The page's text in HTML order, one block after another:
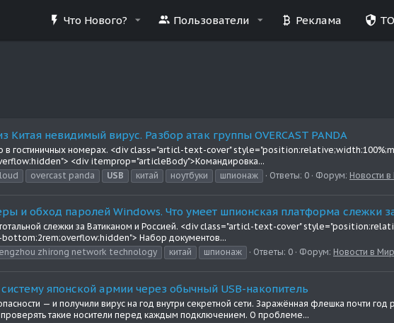
Что Нового? Пользователи Реклама
Китая невидимый вирус. Разбор атак группы OVERCAST PANDA
в гостиничных номерах. <div class="articl-text-cover"
<div itemprop="articleBody">Командировка...
overcast panda USB китай ноутбуки шпионаж Ответы: 0 Форум: Новости
и обход паролей Windows. Что умеет шпионская платформа слежки
тотальной слежки за Ватиканом и Россией. <div class="articl-text-cover"
Набор документов...
zhirong network technology китай шпионаж Ответы: 0 Форум: Новости в
японской армии через обычный USB-накопитель
— и получили вирус на год внутри секретной сети. Заражённая флешка почти год
такие носители перед каждым подключением. О проблеме...